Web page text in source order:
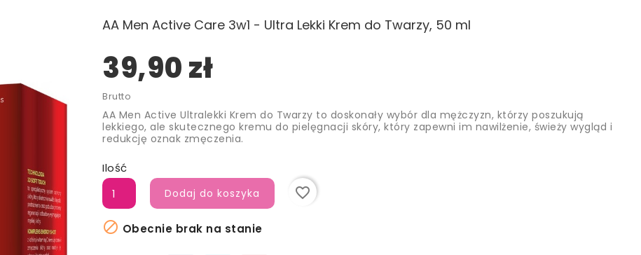
AA Men Active Care 3w1 - Ultra Lekki Krem do Twarzy, 50 ml
39,90 zł
Brutto
AA Men Active Ultralekki Krem do Twarzy to doskonały wybór dla mężczyzn, którzy poszukują
lekkiego, ale skutecznego kremu do pielęgnacji skóry, który zapewni im nawilżenie, świeży wygląd i
redukcję oznak zmęczenia.
Ilość
Dodaj do koszyka favorite_border
 Obecnie brak na stanie